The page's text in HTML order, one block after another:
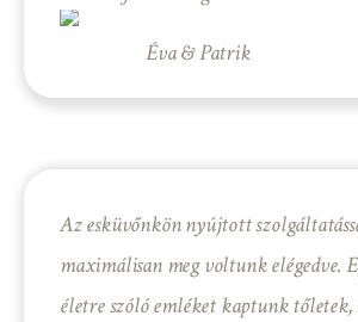
Éva & Patrik
Az esküvőnkön nyújtott
maximálisan meg voltunk elégedve.
életre szóló emléket kaptunk